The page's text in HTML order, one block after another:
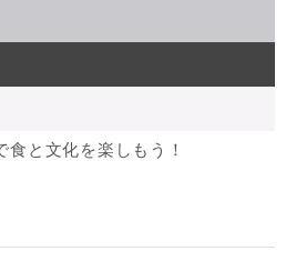
食と文化を楽しもう！